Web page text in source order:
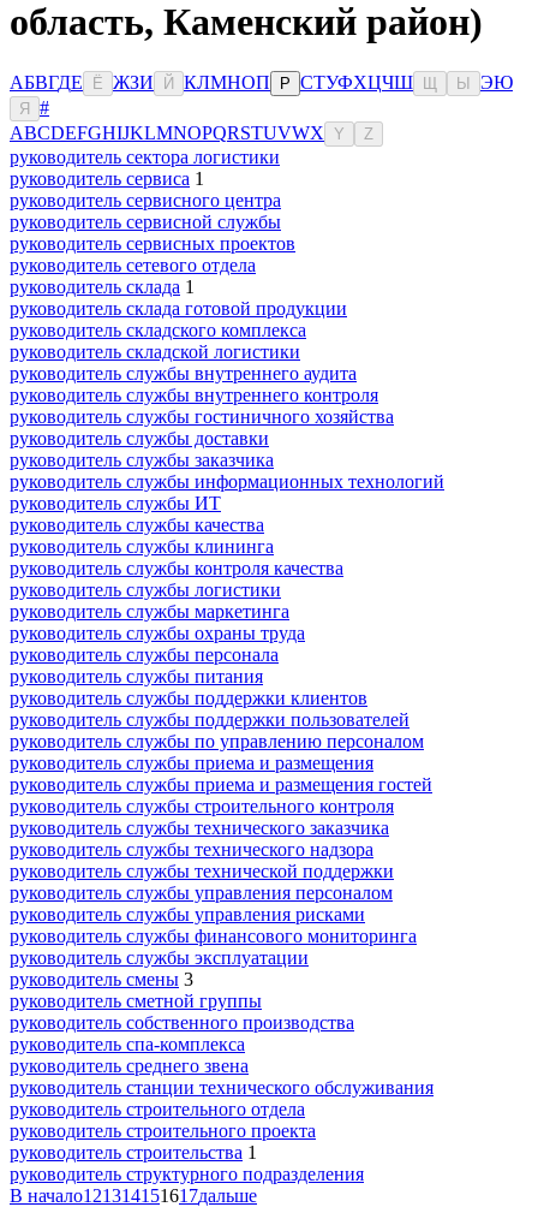
область, Каменский район)
АБВГДЕ Ё ЖЗИ Й КЛМНОП Р СТУФХЦЧШ Ы ЭЮ
Я
#
ABCDEFGHIJKLMNOPQRSTUVWX Y Z
руководитель сектора логистики
руководитель сервиса 1
руководитель сервисного центра
руководитель сервисной службы
руководитель сервисных проектов
руководитель сетевого отдела
руководитель склада 1
руководитель склада готовой продукции
руководитель складского комплекса
руководитель складской логистики
руководитель службы внутреннего аудита
руководитель службы внутреннего контроля
руководитель службы гостиничного хозяйства
руководитель службы доставки
руководитель службы заказчика
руководитель службы информационных технологий
руководитель службы ИТ
руководитель службы качества
руководитель службы клининга
руководитель службы контроля качества
руководитель службы логистики
руководитель службы маркетинга
руководитель службы охраны труда
руководитель службы персонала
руководитель службы питания
руководитель службы поддержки клиентов
руководитель службы поддержки пользователей
руководитель службы по управлению персоналом
руководитель службы приема и размещения
руководитель службы приема и размещения гостей
руководитель службы строительного контроля
руководитель службы технического заказчика
руководитель службы технического надзора
руководитель службы технической поддержки
руководитель службы управления персоналом
руководитель службы управления рисками
руководитель службы финансового мониторинга
руководитель службы эксплуатации
руководитель смены 3
руководитель сметной группы
руководитель собственного производства
руководитель спа-комплекса
руководитель среднего звена
руководитель станции технического обслуживания
руководитель строительного отдела
руководитель строительного проекта
руководитель строительства 1
руководитель структурного подразделения
В начало121314151617дальше